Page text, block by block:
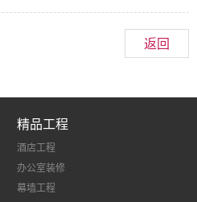
返回
精品工程
酒店工程
办公室装修
幕墙工程